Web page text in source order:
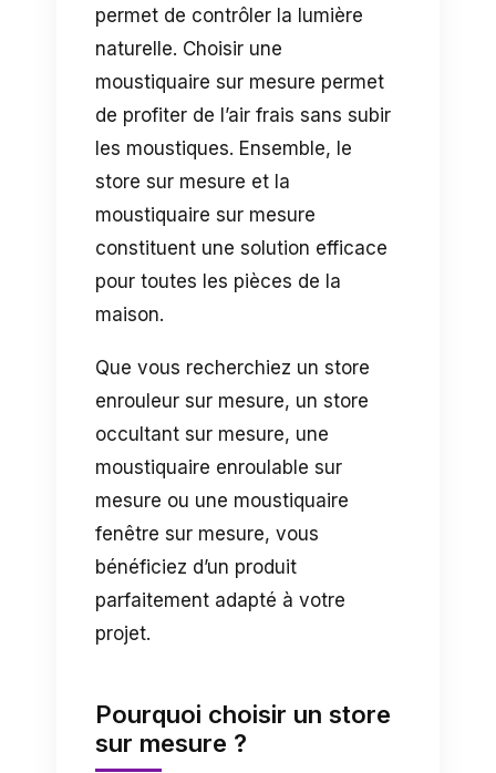
permet de contrôler la lumière
naturelle. Choisir une
moustiquaire sur mesure permet
de profiter de l’air frais sans subir
les moustiques. Ensemble, le
store sur mesure et la
moustiquaire sur mesure
constituent une solution efficace
pour toutes les pièces de la
maison.
Que vous recherchiez un store
enrouleur sur mesure, un store
occultant sur mesure, une
moustiquaire enroulable sur
mesure ou une moustiquaire
fenêtre sur mesure, vous
bénéficiez d’un produit
parfaitement adapté à votre
projet.
Pourquoi choisir un store
sur mesure ?